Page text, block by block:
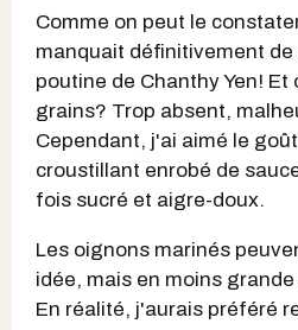
Comme on peut le
manquait définitivement
poutine de Chanthy Yen!
grains? Trop absent,
Cependant, j'ai aimé le
croustillant enrobé de
fois sucré et aigre-doux.
Les oignons marinés
idée, mais en moins
En réalité, j'aurais préféré